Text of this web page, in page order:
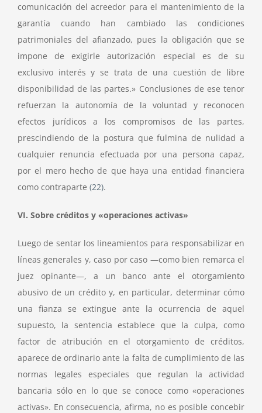
comunicación del acreedor para el mantenimiento de la
garantía cuando han cambiado las condiciones
patrimoniales del afianzado, pues la obligación que se
impone de exigirle autorización especial es de su
exclusivo interés y se trata de una cuestión de libre
disponibilidad de las partes.» Conclusiones de ese tenor
refuerzan la autonomía de la voluntad y reconocen
efectos jurídicos a los compromisos de las partes,
prescindiendo de la postura que fulmina de nulidad a
cualquier renuncia efectuada por una persona capaz,
por el mero hecho de que haya una entidad financiera
como contraparte (22).
VI. Sobre créditos y «operaciones activas»
Luego de sentar los lineamientos para responsabilizar en
líneas generales y, caso por caso —como bien remarca el
juez opinante—, a un banco ante el otorgamiento
abusivo de un crédito y, en particular, determinar cómo
una fianza se extingue ante la ocurrencia de aquel
supuesto, la sentencia establece que la culpa, como
factor de atribución en el otorgamiento de créditos,
aparece de ordinario ante la falta de cumplimiento de las
normas legales especiales que regulan la actividad
bancaria sólo en lo que se conoce como «operaciones
activas». En consecuencia, afirma, no es posible concebir